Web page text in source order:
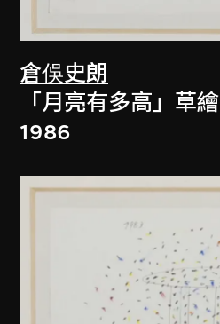
倉俁史朗
「月亮有多高」草繪
1986